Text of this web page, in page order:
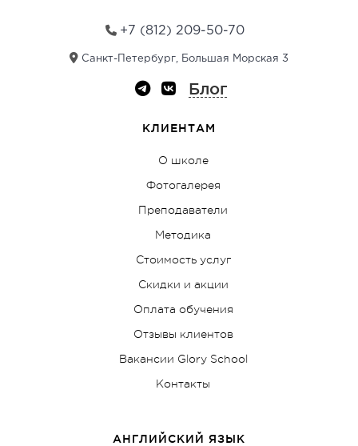
+7 (812) 209-50-70
Санкт-Петербург, Большая Морская 3
Блог
КЛИЕНТАМ
О школе
Фотогалерея
Преподаватели
Методика
Стоимость услуг
Скидки и акции
Оплата обучения
Отзывы клиентов
Вакансии Glory School
Контакты
АНГЛИЙСКИЙ ЯЗЫК